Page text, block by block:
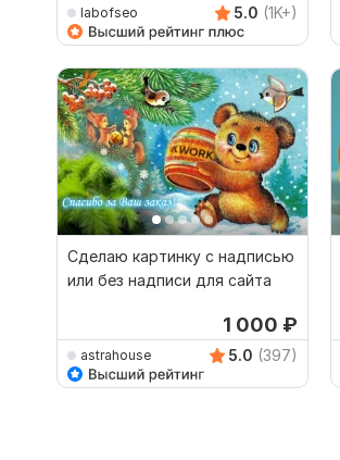
labofseo 5.0 (1K+)
Сделаю картинку c надписью
или без надписи для сайта
1 000 ₽
astrahouse 5.0 (397)